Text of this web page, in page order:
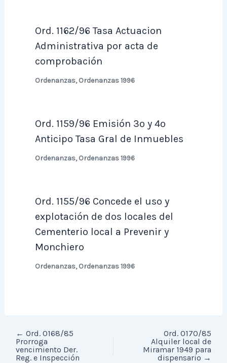
Ord. 1162/96 Tasa Actuacion
Administrativa por acta de
comprobación
Ordenanzas,Ordenanzas 1996
Ord. 1159/96 Emisión 3º y 4º
Anticipo Tasa Gral de Inmuebles
Ordenanzas,Ordenanzas 1996
Ord. 1155/96 Concede el uso y
explotación de dos locales del
Cementerio local a Prevenir y
Monchiero
Ordenanzas,Ordenanzas 1996
← Ord. 0168/85
Prorroga
vencimiento Der.
Reg. e Inspección
Ord. 0170/85
Alquiler local de
Miramar 1949 para
dispensario →